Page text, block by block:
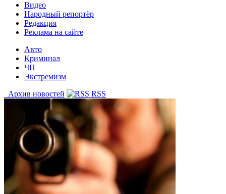
Видео
Народный репортёр
Редакция
Реклама на сайте
Авто
Криминал
ЧП
Экстремизм
Архив новостей
RSS